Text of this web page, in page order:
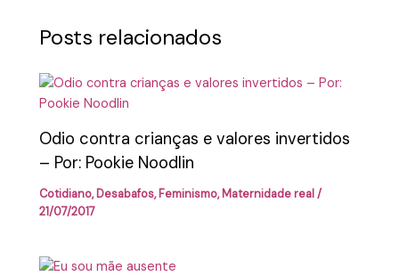
Posts relacionados
Odio contra crianças e valores invertidos
– Por: Pookie Noodlin
Cotidiano,Desabafos,Feminismo,Maternidade real/
21/07/2017